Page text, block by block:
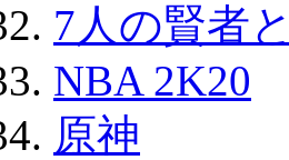
7人の賢者
NBA 2K20
原神